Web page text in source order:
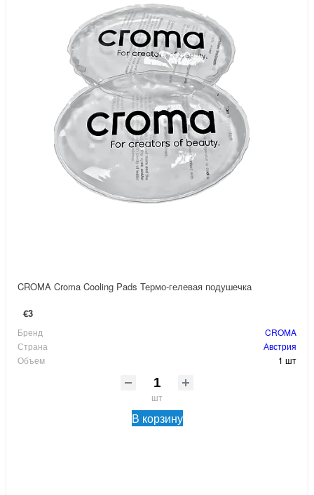
CROMA Croma Cooling Pads Термо-гелевая подушечка
€3
Бренд
CROMA
Страна
Австрия
Объем
1 шт
шт
В корзину